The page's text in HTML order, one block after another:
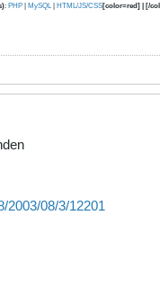
: PHP | MySQL | HTML/JS/CSS[color=red] | [/
2003/08/3/12201